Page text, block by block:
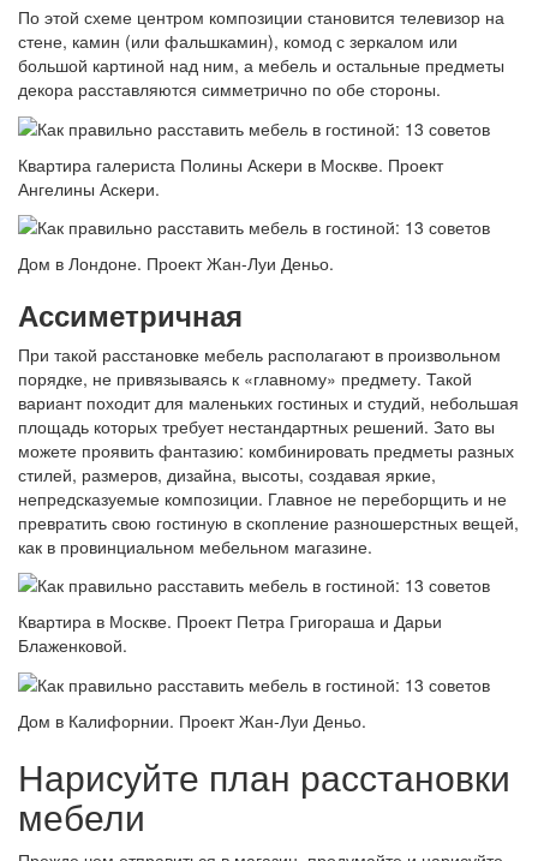
По этой схеме центром композиции становится телевизор на
стене, камин (или фальшкамин), комод с зеркалом или
большой картиной над ним, а мебель и остальные предметы
декора расставляются симметрично по обе стороны.
Квартира галериста Полины Аскери в Москве. Проект
Ангелины Аскери.
Дом в Лондоне. Проект Жан-Луи Деньо.
Ассиметричная
При такой расстановке мебель располагают в произвольном
порядке, не привязываясь к «главному» предмету. Такой
вариант походит для маленьких гостиных и студий, небольшая
площадь которых требует нестандартных решений. Зато вы
можете проявить фантазию: комбинировать предметы разных
стилей, размеров, дизайна, высоты, создавая яркие,
непредсказуемые композиции. Главное не переборщить и не
превратить свою гостиную в скопление разношерстных вещей,
как в провинциальном мебельном магазине.
Квартира в Москве. Проект Петра Григораша и Дарьи
Блаженковой.
Дом в Калифорнии. Проект Жан-Луи Деньо.
Нарисуйте план расстановки
мебели